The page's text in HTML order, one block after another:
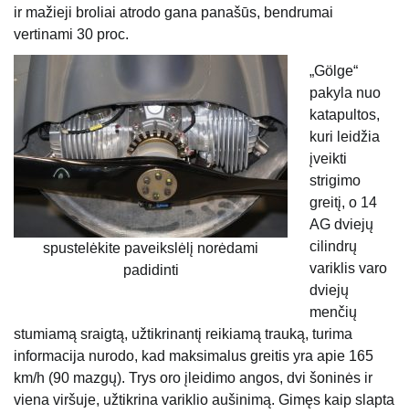
ir mažieji broliai atrodo gana panašūs, bendrumai
vertinami 30 proc.
spustelėkite paveikslėlį norėdami
padidinti
„Gölge“
pakyla nuo
katapultos,
kuri leidžia
įveikti
strigimo
greitį, o 14
AG dviejų
cilindrų
variklis varo
dviejų
menčių
stumiamą sraigtą, užtikrinantį reikiamą trauką, turima
informacija nurodo, kad maksimalus greitis yra apie 165
km/h (90 mazgų). Trys oro įleidimo angos, dvi šoninės ir
viena viršuje, užtikrina variklio aušinimą. Gimęs kaip slapta